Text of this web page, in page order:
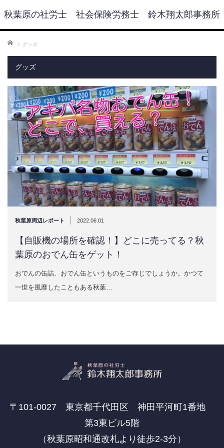
秋葉原の社労士 社会保険労務士 鈴木翔太郎事務所
ホーム グッズ
グッズ
秋葉原周辺レポート | 2022.06.01
【自販機の場所を確認！】どこに売ってる？秋
葉原のおでん缶をゲット！
おでんの缶詰、おでん缶というものをご存じでしょうか。かつて
一世を風靡したこともある秋葉…
〒101-0027 東京都千代田区 神田平河町1番地
第3東ビル5階
（秋葉原昭和通改札より徒歩2-3分）